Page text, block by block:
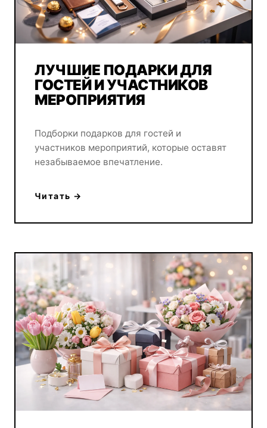
ЛУЧШИЕ ПОДАРКИ ДЛЯ
ГОСТЕЙ И УЧАСТНИКОВ
МЕРОПРИЯТИЯ
Подборки подарков для гостей и
участников мероприятий, которые оставят
незабываемое впечатление.
Читать →